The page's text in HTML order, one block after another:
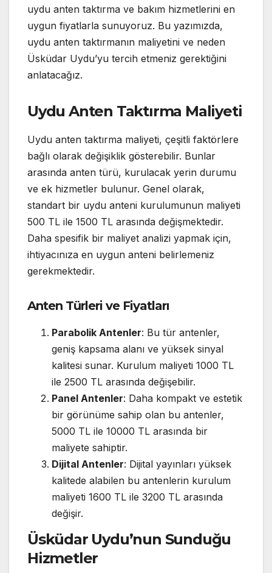
uydu anten taktırma ve bakım hizmetlerini en
uygun fiyatlarla sunuyoruz. Bu yazımızda,
uydu anten taktırmanın maliyetini ve neden
Üsküdar Uydu’yu tercih etmeniz gerektiğini
anlatacağız.
Uydu Anten Taktırma Maliyeti
Uydu anten taktırma maliyeti, çeşitli faktörlere
bağlı olarak değişiklik gösterebilir. Bunlar
arasında anten türü, kurulacak yerin durumu
ve ek hizmetler bulunur. Genel olarak,
standart bir uydu anteni kurulumunun maliyeti
500 TL ile 1500 TL arasında değişmektedir.
Daha spesifik bir maliyet analizi yapmak için,
ihtiyacınıza en uygun anteni belirlemeniz
gerekmektedir.
Anten Türleri ve Fiyatları
Parabolik Antenler: Bu tür antenler,
geniş kapsama alanı ve yüksek sinyal
kalitesi sunar. Kurulum maliyeti 1000 TL
ile 2500 TL arasında değişebilir.
Panel Antenler: Daha kompakt ve estetik
bir görünüme sahip olan bu antenler,
5000 TL ile 10000 TL arasında bir
maliyete sahiptir.
Dijital Antenler: Dijital yayınları yüksek
kalitede alabilen bu antenlerin kurulum
maliyeti 1600 TL ile 3200 TL arasında
değişir.
Üsküdar Uydu’nun Sunduğu
Hizmetler